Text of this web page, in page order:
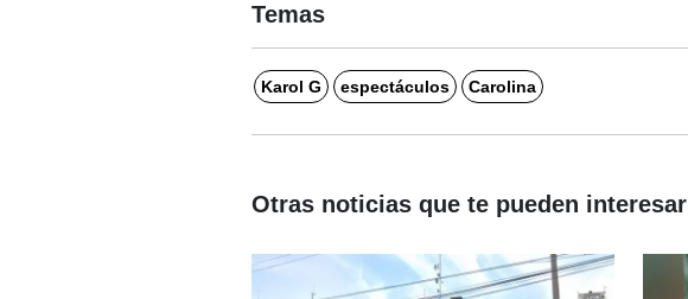
Temas
Karol G espectáculos Carolina
Otras noticias que te pueden interesar